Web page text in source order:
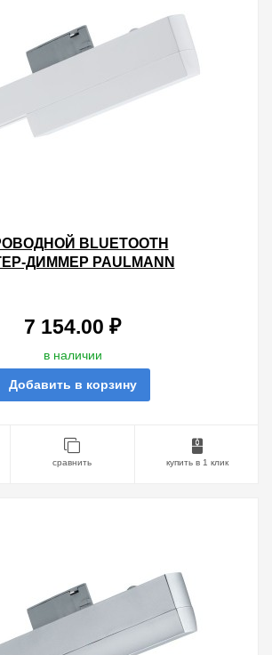
BLUETOOTH
ДИММЕР PAULMANN
7 154.00 ₽
в наличии
Добавить в корзину
сравнить купить в 1 клик